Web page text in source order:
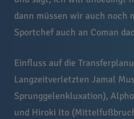
dann müssen wir auch noch
Sportchef auch an Coman
Einfluss auf die
Langzeitverletzten Jamal
Sprunggelenkluxation),
und Hiroki Ito